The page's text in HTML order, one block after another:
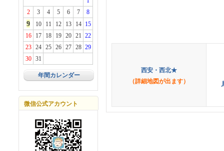
2
3 4 5 6 7 8
9 10 11 12 13 14
15
16
17 18 19 20 21 22
23
24 25 26 27 28 29
30
31
年間カレンダー
微信公式アカウント
西安・西北★
（詳細地図が出ます）